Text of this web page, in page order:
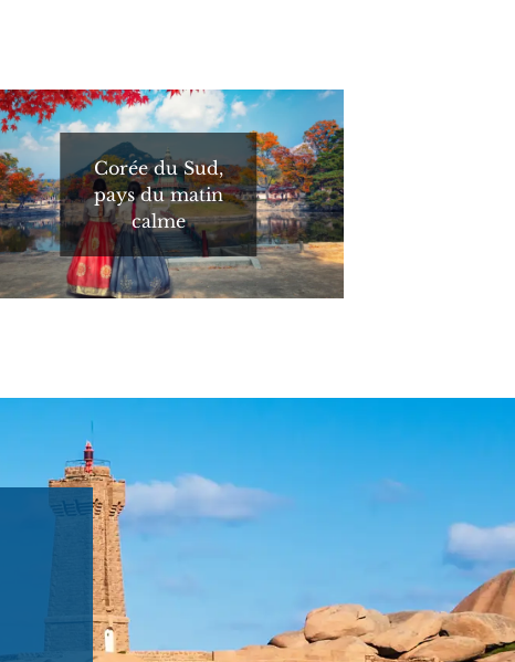
Corée du Sud,
pays du matin
calme